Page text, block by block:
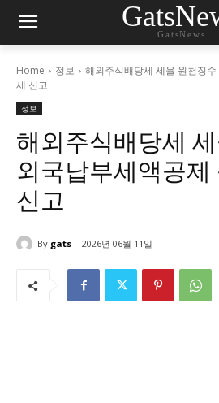
GatsNews
Home 정보
해외주식배당세 세율 원천징
세 신고
정보
해외주식배당세
외국납부세액공제
신고
By gats 2026년 06월 11일